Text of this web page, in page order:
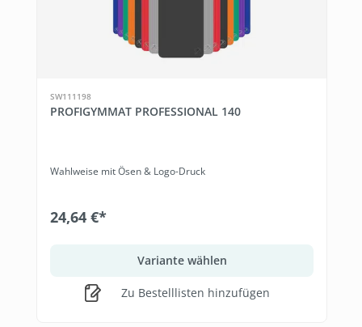
SW111198
PROFIGYMMAT PROFESSIONAL 140
Wahlweise mit Ösen & Logo-Druck
24,64 €*
Variante wählen
Zu Bestelllisten hinzufügen